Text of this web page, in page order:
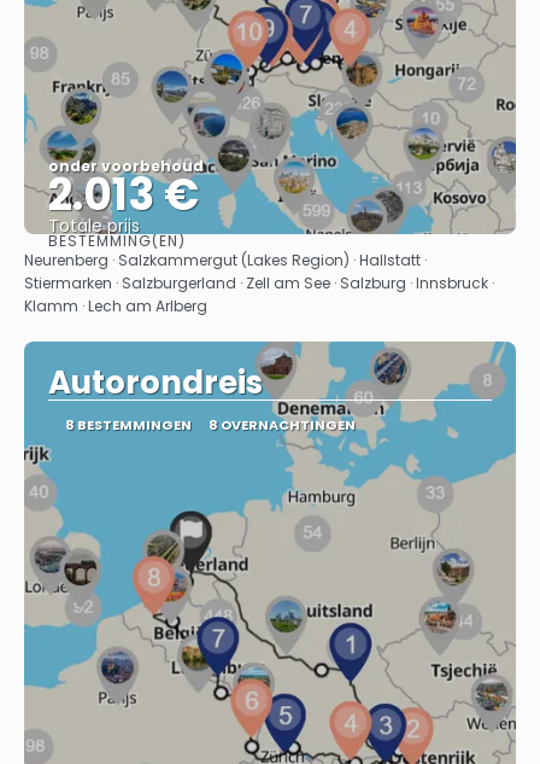
onder voorbehoud
2.013 €
Totale prijs
Bekijk
BESTEMMING(EN)
Neurenberg · Salzkammergut (Lakes Region) · Hallstatt ·
Stiermarken · Salzburgerland · Zell am See · Salzburg · Innsbruck ·
Klamm · Lech am Arlberg
Autorondreis
8 BESTEMMINGEN 8 OVERNACHTINGEN